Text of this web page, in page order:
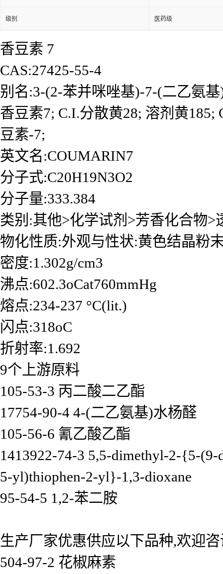
级别 医药级
香豆素 7
CAS:27425-55-4
别名:3-(2-苯并咪唑基)-7-(二乙氨
香豆素7; C.I.分散黄28; 溶剂黄
豆素-7;
英文名:COUMARIN7
分子式:C20H19N3O2
分子量:333.384
类别:其他>化学试剂>芳香化合物>
物化性质:外观与性状:黄色结晶粉
密度:1.302g/cm3
沸点:602.3oCat760mmHg
熔点:234-237 °C(lit.)
闪点:318oC
折射率:1.692
9个上游原料
105-53-3 丙二酸二乙酯
17754-90-4 4-(二乙氨基)水杨醛
105-56-6 氰乙酸乙酯
1413922-74-3 5,5-dimethyl-2-{5-(9-
5-yl)thiophen-2-yl}-1,3-dioxane
95-54-5 1,2-苯二胺
生产厂家优惠供应以下品种,欢迎
504-97-2 花椒麻素